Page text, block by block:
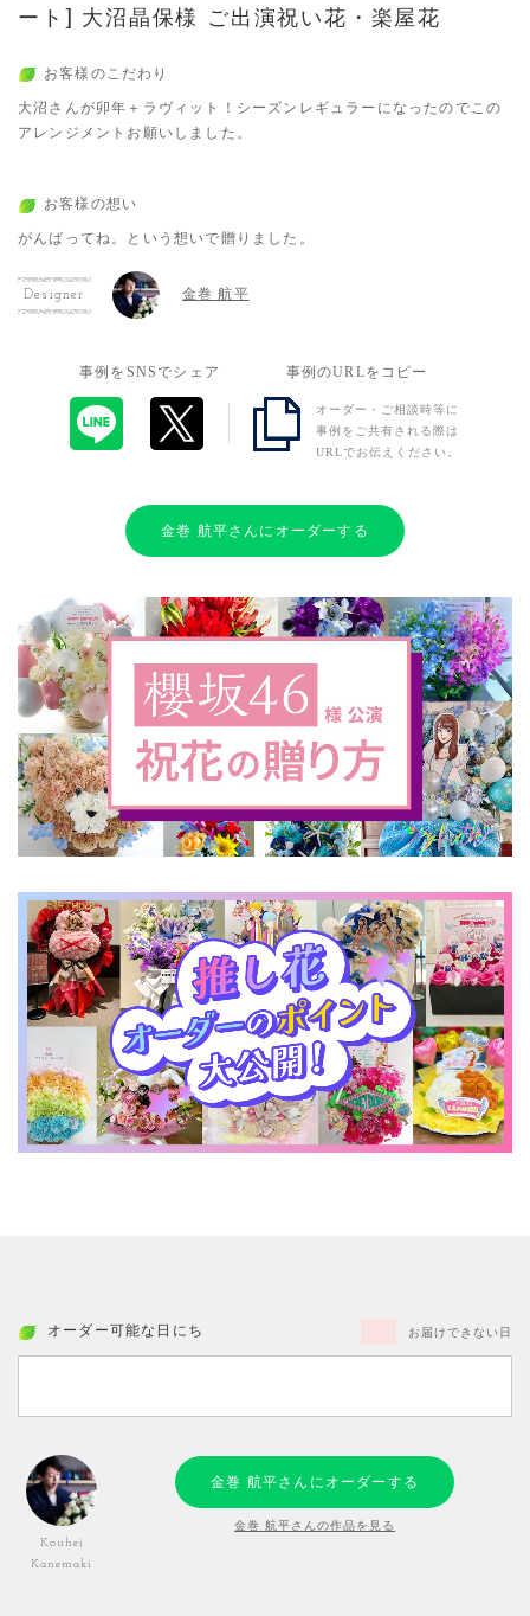
ート] 大沼晶保様 ご出演祝い花・楽屋花
お客様のこだわり
大沼さんが卯年＋ラヴィット！シーズンレギュラーになったのでこの
アレンジメントお願いしました。
お客様の想い
がんばってね。という想いで贈りました。
Designer 金巻 航平
事例をSNSでシェア 事例のURLをコピー
オーダー・ご相談時等に
事例をご共有される際は
URLでお伝えください。
金巻 航平さんにオーダーする
オーダー可能な日にち お届けできない日
Kouhei
Kanemaki
金巻 航平さんにオーダーする
金巻 航平さんの作品を見る